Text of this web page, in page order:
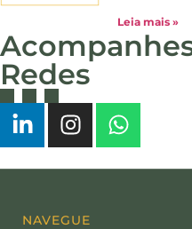
Leia mais »
Redes
NAVEGUE